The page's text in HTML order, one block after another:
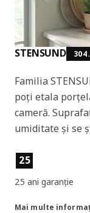
STENSUND
Familia
poți etala
cameră.
umiditate și se
Caracteristicile
25
25 ani garanție
Mai multe